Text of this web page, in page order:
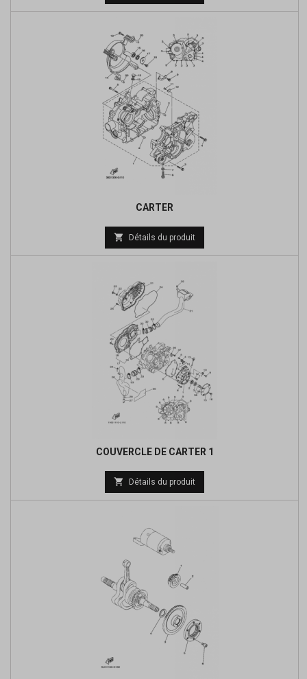
de
CARTER
Prix
de
 Détails du produit
COUVERCLE DE CARTER 1
Prix
de
 Détails du produit